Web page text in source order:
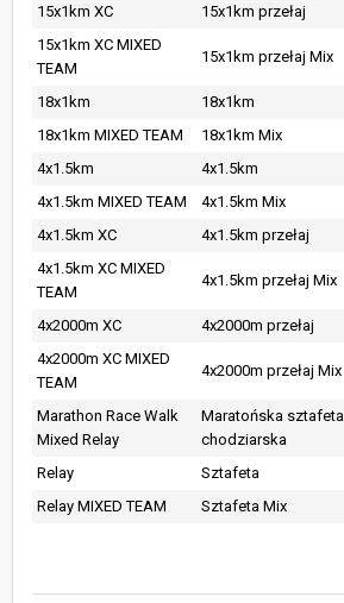
15x1km XC
15x1km przełaj
15x1km XC MIXED
TEAM
15x1km przełaj Mix
18x1km
18x1km
18x1km MIXED TEAM
18x1km Mix
4x1.5km
4x1.5km
4x1.5km MIXED TEAM
4x1.5km Mix
4x1.5km XC
4x1.5km przełaj
4x1.5km XC MIXED
TEAM
4x1.5km przełaj Mix
4x2000m XC 4x2000m przełaj
4x2000m XC MIXED
TEAM
4x2000m przełaj Mix
Marathon Race Walk
Mixed Relay
Maratońska sztafeta
chodziarska
Relay
Sztafeta
Relay MIXED TEAM
Sztafeta Mix